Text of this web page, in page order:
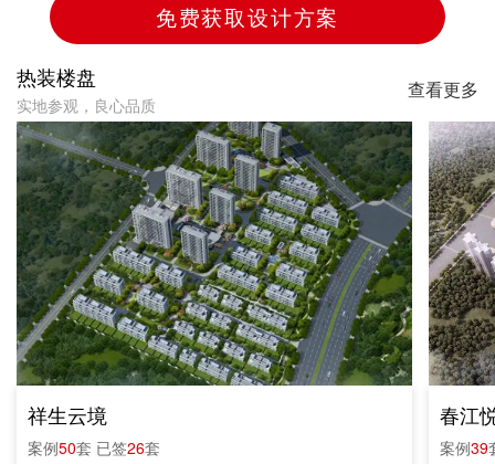
免费获取设计方案
热装楼盘
实地参观，良心品质
查看更多
祥生云境
案例50套 已签26套
春江
案例39